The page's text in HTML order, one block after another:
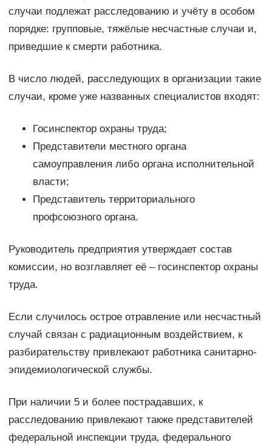
случаи подлежат расследованию и учёту в особом
порядке: групповые, тяжёлые несчастные случаи и,
приведшие к смерти работника.
В число людей, расследующих в организации такие
случаи, кроме уже названных специалистов входят:
Госинспектор охраны труда;
Представители местного органа
самоуправления либо органа исполнительной
власти;
Представитель территориального
профсоюзного органа.
Руководитель предприятия утверждает состав
комиссии, но возглавляет её – госинспектор охраны
труда.
Если случилось острое отравление или несчастный
случай связан с радиационным воздействием, к
разбирательству привлекают работника санитарно-
эпидемиологической службы.
При наличии 5 и более пострадавших, к
расследованию привлекают также представителей
федеральной инспекции труда, федерального